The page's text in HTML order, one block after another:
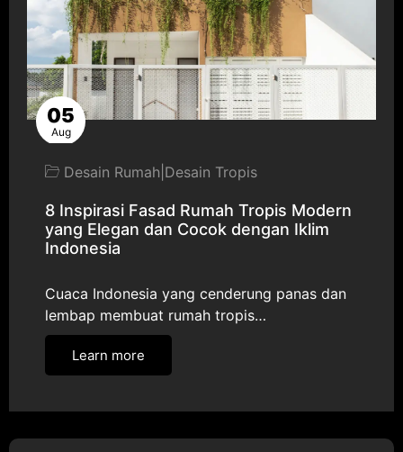
05
Aug
Desain Rumah Desain Tropis
8 Inspirasi Fasad Rumah Tropis Modern
yang Elegan dan Cocok dengan Iklim
Indonesia
Cuaca Indonesia yang cenderung panas dan
lembap membuat rumah tropis…
Learn more